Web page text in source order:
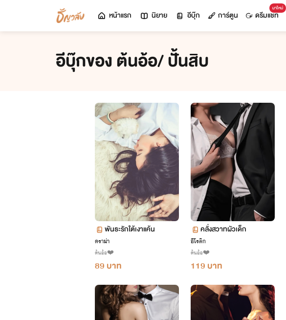
หน้าแรก นิยาย อีบุ๊ก การ์ตูน
มาใหม่
ดรีมแชท
อีบุ๊กของ ต้นอ้อ/ ปั้นสิบ
พันธะรักใต้เงาแค้น
ดราม่า
ต้นอ้อ❤️
89 บาท
คลั่งสวาทผัวเด็ก
อีโรติก
ต้นอ้อ❤️
119 บาท